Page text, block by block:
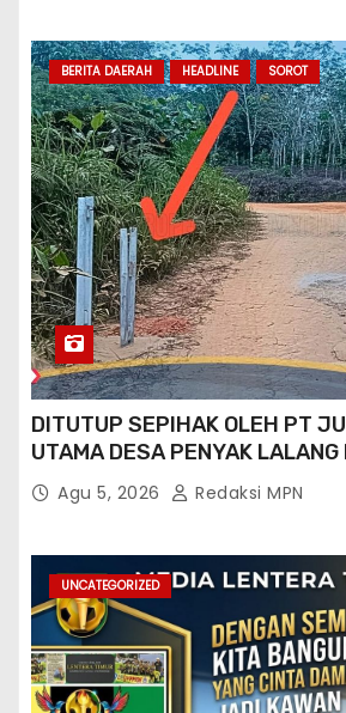
BERITA DAERAH HEADLINE SOROT
DITUTUP SEPIHAK OLEH PT
UTAMA DESA PENYAK LALANG
KADES DAN GPN 08
Agu 5, 2026 Redaksi MPN
UNCATEGORIZED